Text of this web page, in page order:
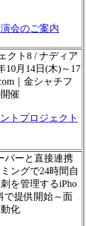
会のご案内
クト8 / ナディア
10月14日(木)～17
｜金シャチフ
催
トプロジェクト
バーと直接連携
ングで24時間自
を管理するiPho
で提供開始～面
化